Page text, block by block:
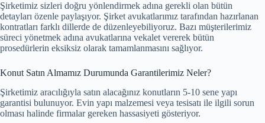
Şirketimiz sizleri doğru yönlendirmek adına gerekli olan bütün
detayları özenle paylaşıyor. Şirket avukatlarımız tarafından hazırlanan
kontratları farklı dillerde de düzenleyebiliyoruz. Bazı müşterilerimiz
süreci yönetmek adına avukatlarına vekalet vererek bütün
prosedürlerin eksiksiz olarak tamamlanmasını sağlıyor.
Konut Satın Almamız Durumunda Garantilerimiz Neler?
Şirketimiz aracılığıyla satın alacağınız konutların 5-10 sene yapı
garantisi bulunuyor. Evin yapı malzemesi veya tesisatı ile ilgili sorun
olması halinde firmalar gereken hassasiyeti gösteriyor.